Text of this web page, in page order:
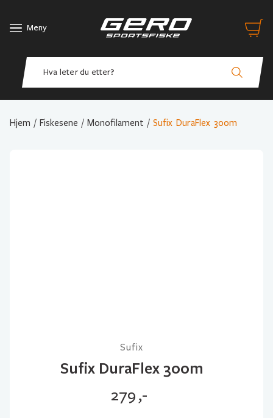
Meny
Hjem / Fiskesene / Monofilament / Sufix DuraFlex 300m
Sufix
Sufix DuraFlex 300m
279,-